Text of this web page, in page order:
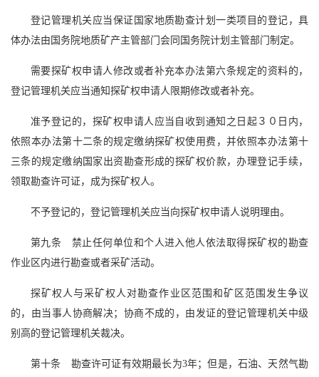
登记管理机关应当保证国家地质勘查计划一类项目的登记，具
体办法由国务院地质矿产主管部门会同国务院计划主管部门制定。
需要探矿权申请人修改或者补充本办法第六条规定的资料的，
登记管理机关应当通知探矿权申请人限期修改或者补充。
准予登记的，探矿权申请人应当自收到通知之日起３０日内，
依照本办法第十二条的规定缴纳探矿权使用费，并依照本办法第十
三条的规定缴纳国家出资勘查形成的探矿权价款，办理登记手续，
领取勘查许可证，成为探矿权人。
不予登记的，登记管理机关应当向探矿权申请人说明理由。
第九条 禁止任何单位和个人进入他人依法取得探矿权的勘查
作业区内进行勘查或者采矿活动。
探矿权人与采矿权人对勘查作业区范围和矿区范围发生争议
的，由当事人协商解决；协商不成的，由发证的登记管理机关中级
别高的登记管理机关裁决。
第十条 勘查许可证有效期最长为3年；但是，石油、天然气勘